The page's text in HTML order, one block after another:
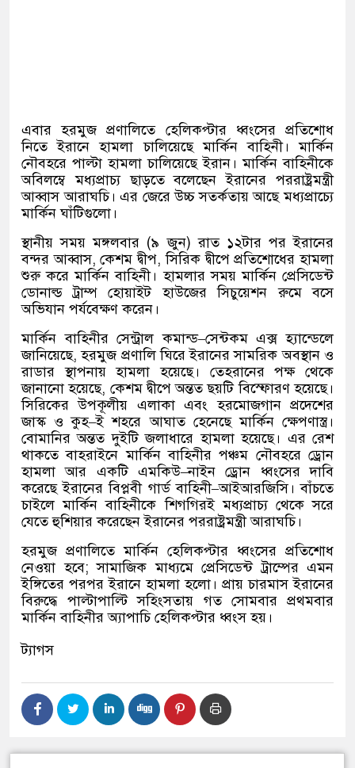
এবার হরমুজ প্রণালিতে হেলিকপ্টার ধ্বংসের প্রতিশোধ
নিতে ইরানে হামলা চালিয়েছে মার্কিন বাহিনী। মার্কিন
নৌবহরে পাল্টা হামলা চালিয়েছে ইরান। মার্কিন বাহিনীকে
অবিলম্বে মধ্যপ্রাচ্য ছাড়তে বলেছেন ইরানের পররাষ্ট্রমন্ত্রী
আব্বাস আরাঘচি। এর জেরে উচ্চ সতর্কতায় আছে মধ্যপ্রাচ্যে
মার্কিন ঘাঁটিগুলো।
স্থানীয় সময় মঙ্গলবার (৯ জুন)রাত ১২টার পর ইরানের
বন্দর আব্বাস,কেশম দ্বীপ,সিরিক দ্বীপে প্রতিশোধের হামলা
শুরু করে মার্কিন বাহিনী। হামলার সময় মার্কিন প্রেসিডেন্ট
ডোনাল্ড ট্রাম্প হোয়াইট হাউজের সিচুয়েশন রুমে বসে
অভিযান পর্যবেক্ষণ করেন।
মার্কিন বাহিনীর সেন্ট্রাল কমান্ড–সেন্টকম এক্স হ্যান্ডেলে
জানিয়েছে,হরমুজ প্রণালি ঘিরে ইরানের সামরিক অবস্থান ও
রাডার স্থাপনায় হামলা হয়েছে। তেহরানের পক্ষ থেকে
জানানো হয়েছে, কেশম দ্বীপে অন্তত ছয়টি বিস্ফোরণ হয়েছে।
সিরিকের উপকূলীয় এলাকা এবং হরমোজগান প্রদেশের
জাস্ক ও কুহ–ই শহরে আঘাত হেনেছে মার্কিন ক্ষেপণাস্ত্র।
বোমানির অন্তত দুইটি জলাধারে হামলা হয়েছে। এর রেশ
থাকতে বাহরাইনে মার্কিন বাহিনীর পঞ্চম নৌবহরে ড্রোন
হামলা আর একটি এমকিউ–নাইন ড্রোন ধ্বংসের দাবি
করেছে ইরানের বিপ্লবী গার্ড বাহিনী–আইআরজিসি। বাঁচতে
চাইলে মার্কিন বাহিনীকে শিগগিরই মধ্যপ্রাচ্য থেকে সরে
যেতে হুশিয়ার করেছেন ইরানের পররাষ্ট্রমন্ত্রী আরাঘচি।
হরমুজ প্রণালিতে মার্কিন হেলিকপ্টার ধ্বংসের প্রতিশোধ
নেওয়া হবে;সামাজিক মাধ্যমে প্রেসিডেন্ট ট্রাম্পের এমন
ইঙ্গিতের পরপর ইরানে হামলা হলো। প্রায় চারমাস ইরানের
বিরুদ্ধে পাল্টাপাল্টি সহিংসতায় গত সোমবার প্রথমবার
মার্কিন বাহিনীর অ্যাপাচি হেলিকপ্টার ধ্বংস হয়।
ট্যাগস